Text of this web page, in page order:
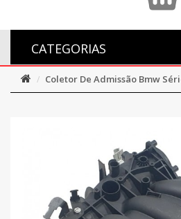
CATEGORIAS
Coletor De Admissão Bmw